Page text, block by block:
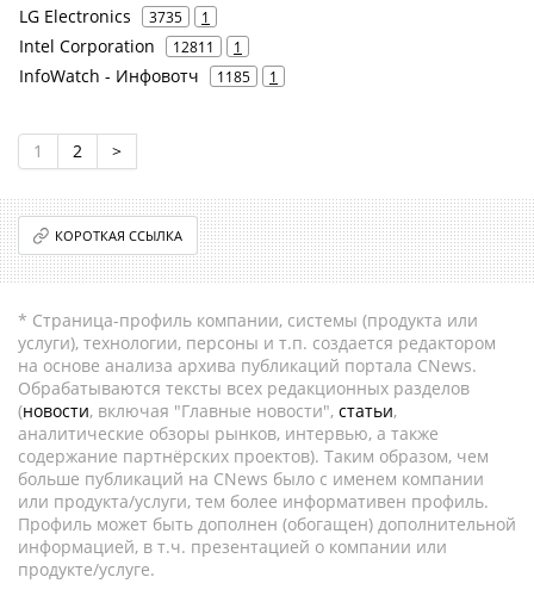
LG Electronics 3735 1
Intel Corporation 12811 1
InfoWatch - Инфовотч 1185 1
1 2 >
КОРОТКАЯ ССЫЛКА
* Страница-профиль компании, системы (продукта или
услуги), технологии, персоны и т.п. создается редактором
на основе анализа архива публикаций портала CNews.
Обрабатываются тексты всех редакционных разделов
(новости, включая "Главные новости", статьи,
аналитические обзоры рынков, интервью, а также
содержание партнёрских проектов). Таким образом, чем
больше публикаций на CNews было с именем компании
или продукта/услуги, тем более информативен профиль.
Профиль может быть дополнен (обогащен) дополнительной
информацией, в т.ч. презентацией о компании или
продукте/услуге.